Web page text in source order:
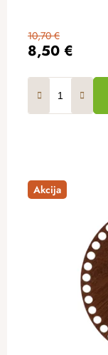
8,50 €
10,70 €
Akcija